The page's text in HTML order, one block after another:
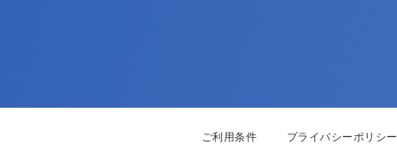
ご利用条件 プライバシーポリシー